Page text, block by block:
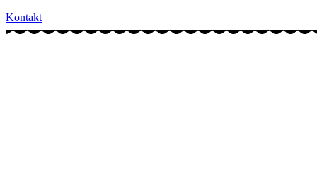
Kontakt